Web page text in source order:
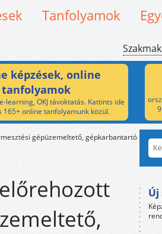
Tanfolyamok
képzések, online
tanfolyamok
learning, OKJ távoktatás. Kattints ide
165+ online tanfolyamunk közül.
gépüzemeltető, gépkarbantartó
Új